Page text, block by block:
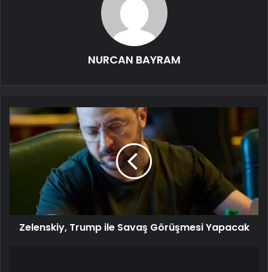
NURCAN BAYRAM
Zelenskiy, Trump ile Savaş Görüşmesi Yapacak